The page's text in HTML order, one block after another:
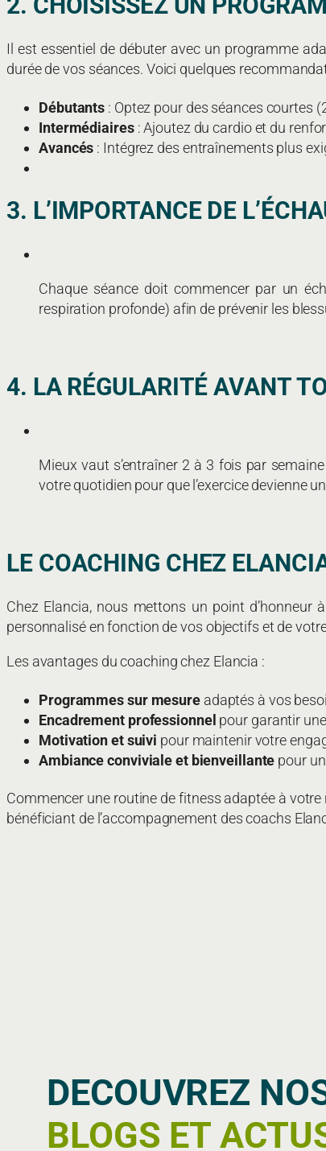
Il est essentiel de débuter avec un programme
durée de vos séances. Voici quelques
Débutants : Optez pour des séances courtes
Intermédiaires: Ajoutez du cardio et du
Avancés : Intégrez des entraînements plus
3. L’IMPORTANCE DE
Chaque séance doit commencer par un
respiration profonde) afin de prévenir les
4. LA RÉGULARITÉ AVANT
Mieux vaut s’entraîner 2 à 3 fois par
votre quotidien pour que l’exercice devienne
LE COACHING CHEZ
Chez Elancia, nous mettons un point
personnalisé en fonction de vos objectifs et de
Les avantages du coaching chez Elancia :
Programmes sur mesureadaptés à vos
Encadrement professionnel pour garantir
Motivation et suivi pour maintenir votre
Ambiance conviviale et bienveillante pour
Commencer une routine de fitness adaptée à
bénéficiant de l’accompagnement des coachs
DECOUVREZ
BLOGS ET